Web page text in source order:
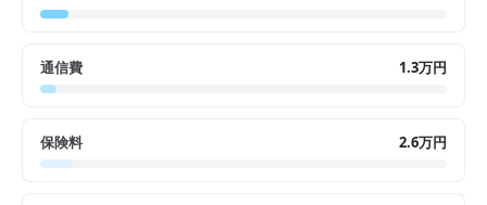
通信費 1.3万円
保険料 2.6万円